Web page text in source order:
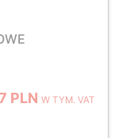
PLNW TYM. VAT